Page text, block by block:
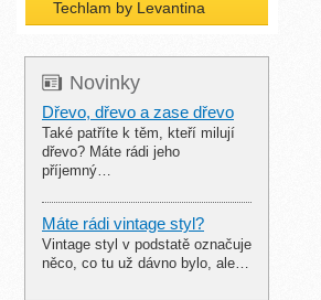
Techlam by Levantina
Novinky
Dřevo, dřevo a zase dřevo
Také patříte k těm, kteří milují
dřevo? Máte rádi jeho
příjemný…
Máte rádi vintage styl?
Vintage styl v podstatě označuje
něco, co tu už dávno bylo, ale…